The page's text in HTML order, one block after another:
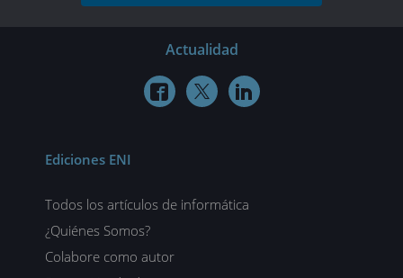
Actualidad
  
Ediciones ENI
Todos los artículos de informática
¿Quiénes Somos?
Colabore como autor